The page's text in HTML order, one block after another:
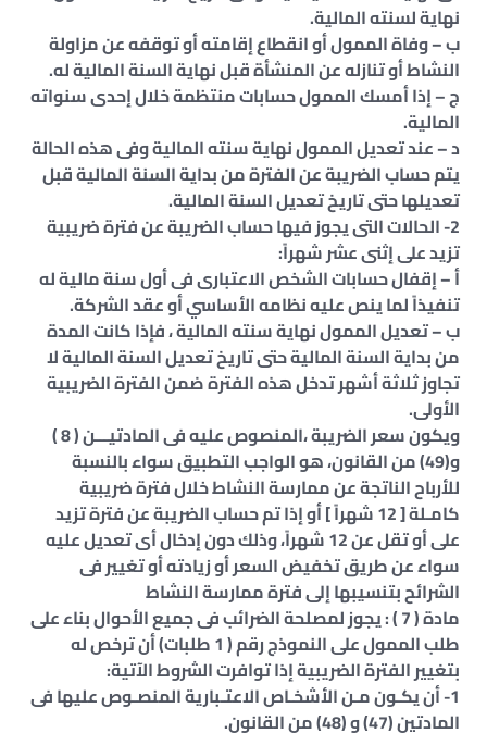
نهاية لسنته المالية.
ب – وفاة الممول أو انقطاع إقامته أو توقفه عن مزاولة
النشاط أو تنازله عن المنشأة قبل نهاية السنة المالية له.
ج – إذا أمسك الممول حسابات منتظمة خلال إحدى سنواته
المالية.
د – عند تعديل الممول نهاية سنته المالية وفى هذه الحالة
يتم حساب الضريبة عن الفترة من بداية السنة المالية قبل
تعديلها حتى تاريخ تعديل السنة المالية.
2- الحالات التى يجوز فيها حساب الضريبة عن فترة ضريبية
تزيد على إثنى عشر شهراً:
أ – إقفال حسابات الشخص الاعتبارى فى أول سنة مالية له
تنفيذاً لما ينص عليه نظامه الأساسي أو عقد الشركة.
ب – تعديل الممول نهاية سنته المالية ، فإذا كانت المدة
من بداية السنة المالية حتى تاريخ تعديل السنة المالية لا
تجاوز ثلاثة أشهر تدخل هذه الفترة ضمن الفترة الضريبية
الأولى.
ويكون سعر الضريبة ،المنصوص عليه فى المادتيـــن ( 8 )
و(49) من القانون، هو الواجب التطبيق سواء بالنسبة
للأرباح الناتجة عن ممارسة النشاط خلال فترة ضريبية
كامـلة [ 12 شهراً ] أو إذا تم حساب الضريبة عن فترة تزيد
على أو تقل عن 12 شهراً، وذلك دون إدخال أى تعديل عليه
سواء عن طريق تخفيض السعر أو زيادته أو تغيير فى
الشرائح بتنسيبها إلى فترة ممارسة النشاط
مادة ( 7 ) : يجوز لمصلحة الضرائب فى جميع الأحوال بناء على
طلب الممول على النموذج رقم ( 1 طلبات) أن ترخص له
بتغيير الفترة الضريبية إذا توافرت الشروط الآتية:
1- أن يكـون مـن الأشخـاص الاعتـبارية المنصـوص عليها فى
المادتين (47) و (48) من القانون.